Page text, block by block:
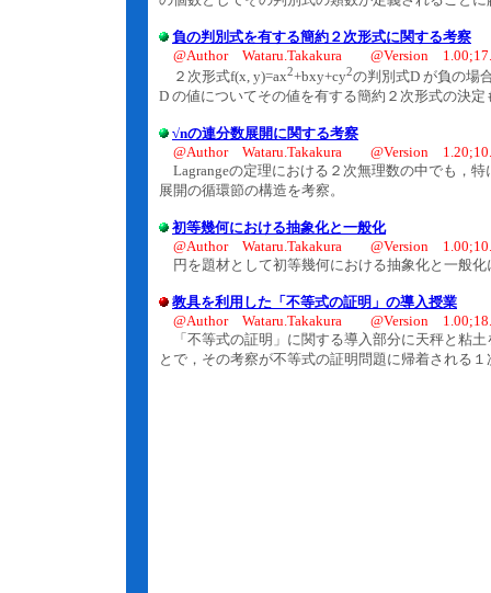
負の判別式を有する簡約２次形式に関する考察
@Author Wataru.Takakura @Version
２次形式f(x, y)=ax2+bxy+cy2の判別式D が負の場
D の値についてその値を有する簡約２次形式の決定
√nの連分数展開に関する考察
@Author Wataru.Takakura @Version
Lagrangeの定理における２次無理数の中でも，
展開の循環節の構造を考察。
初等幾何における抽象化と一般化
@Author Wataru.Takakura @Version
円を題材として初等幾何における抽象化と一般化
教具を利用した「不等式の証明」の導入授業
@Author Wataru.Takakura @Version
「不等式の証明」に関する導入部分に天秤と粘
とで，その考察が不等式の証明問題に帰着される